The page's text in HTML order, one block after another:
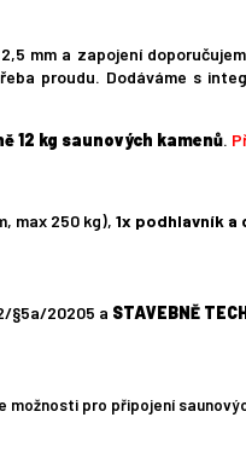
mm a zapojení
proudu. Dodáváme s
12 kg saunových kamenů.
max 250 kg), 1x podhlavník a
§5a/20205 a STAVEBNĚ
pro připojení